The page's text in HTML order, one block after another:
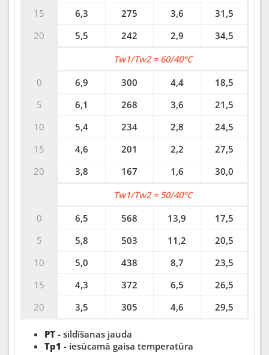
15
20
6,3
275 3,6
31,5
5,5
242 2,9 34,5
0
5
10
15
20
Tw1/Tw2 = 60/40°C
6,9
300 4,4
18,5
6,1
268 3,6
21,5
5,4
234 2,8
24,5
4,6
201 2,2
27,5
3,8
167 1,6 30,0
0
5
10
15
20
Tw1/Tw2 = 50/40°C
6,5
568 13,9
17,5
5,8
503 11,2
20,5
5,0
438 8,7
23,5
4,3
372 6,5
26,5
3,5
305 4,6 29,5
PT- sildīšanas jauda
Tp1 - iesūcamā gaisa temperatūra